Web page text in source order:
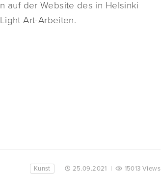
auf der Website des in Helsinki
Art-Arbeiten.
Kunst 25.09.2021 | 15013 Views